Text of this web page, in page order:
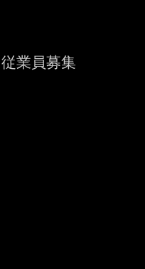
従業員募集